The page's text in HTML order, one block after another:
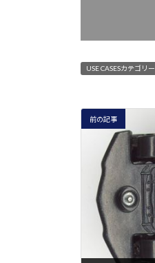
USE CASESカテゴリー
前の記事